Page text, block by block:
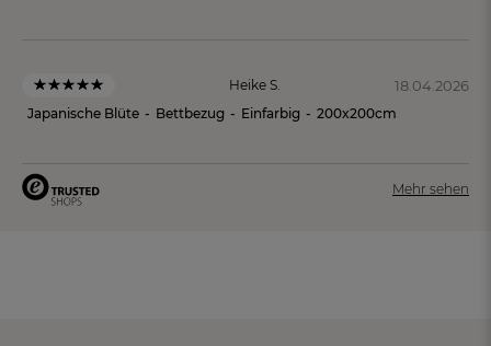
Heike S. 18.04.2026
Japanische Blüte - Bettbezug - Einfarbig - 200x200cm
Mehr sehen